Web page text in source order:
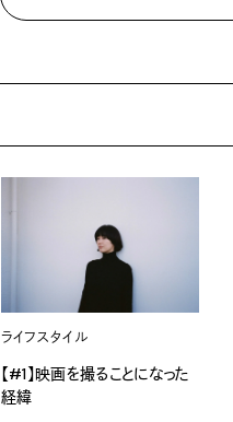
ライフスタイル
【#1】映画を撮ることになった
経緯